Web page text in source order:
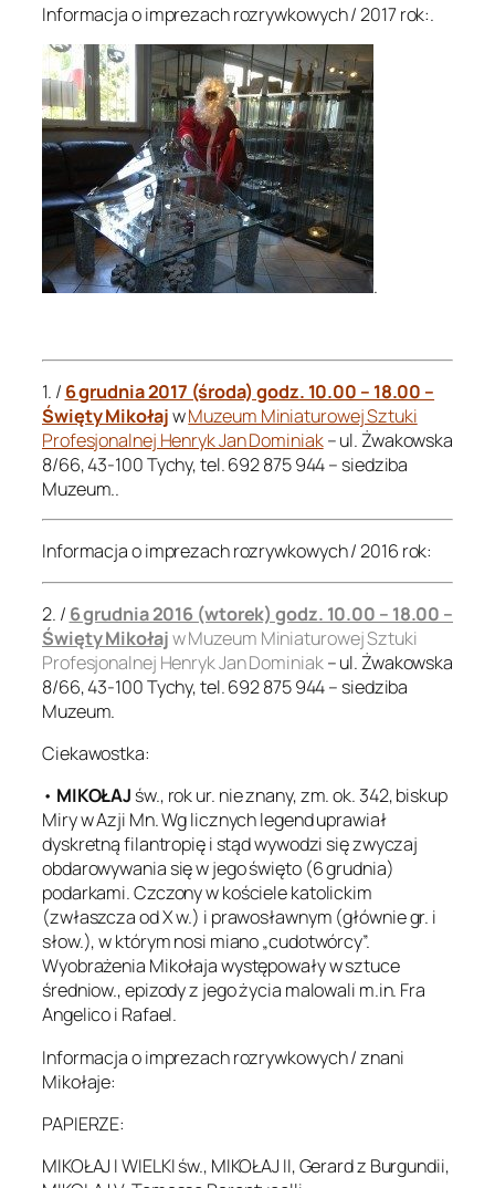
Informacja o imprezach rozrywkowych / 2017 rok:.
.
1. / 6 grudnia 2017 (środa) godz. 10.00 – 18.00 –
Święty MikołajwMuzeum Miniaturowej Sztuki
Profesjonalnej Henryk Jan Dominiak– ul. Żwakowska
8/66, 43-100 Tychy, tel. 692 875 944 – siedziba
Muzeum..
Informacja o imprezach rozrywkowych / 2016 rok:
2. / 6 grudnia 2016 (wtorek) godz. 10.00 – 18.00 –
Święty Mikołajw Muzeum Miniaturowej Sztuki
Profesjonalnej Henryk Jan Dominiak– ul. Żwakowska
8/66, 43-100 Tychy, tel. 692 875 944 – siedziba
Muzeum.
Ciekawostka:
• MIKOŁAJ św., rok ur. nie znany, zm. ok. 342, biskup
Miry w Azji Mn. Wg licznych legend uprawiał
dyskretną filantropię i stąd wywodzi się zwyczaj
obdarowywania się w jego święto (6 grudnia)
podarkami. Czczony w kościele katolickim
(zwłaszcza od X w.) i prawosławnym (głównie gr. i
słow.), w którym nosi miano „cudotwórcy”.
Wyobrażenia Mikołaja występowały w sztuce
średniow., epizody z jego życia malowali m.in. Fra
Angelico i Rafael.
Informacja o imprezach rozrywkowych / znani
Mikołaje:
PAPIERZE:
MIKOŁAJ I WIELKI św., MIKOŁAJ II, Gerard z Burgundii,